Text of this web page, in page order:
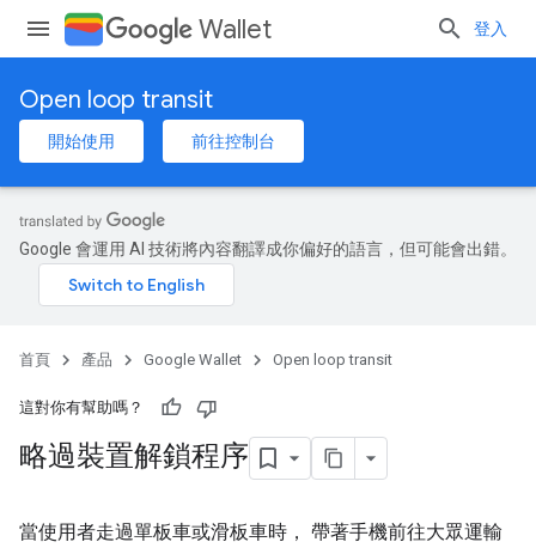
Wallet 登入
Open loop transit
開始使用 前往控制台
Google 會運用 AI 技術將內容翻譯成你偏好的語言，但可能會出錯。
首頁 產品 Google Wallet Open loop transit
這對你有幫助嗎？
略過裝置解鎖程序
當使用者走過單板車或滑板車時， 帶著手機前往大眾運輸